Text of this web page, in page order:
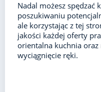
Nadal możesz spędzać
poszukiwaniu
ale korzystając z tej
jakości każdej oferty
orientalna kuchnia oraz
wyciągnięcie ręki.